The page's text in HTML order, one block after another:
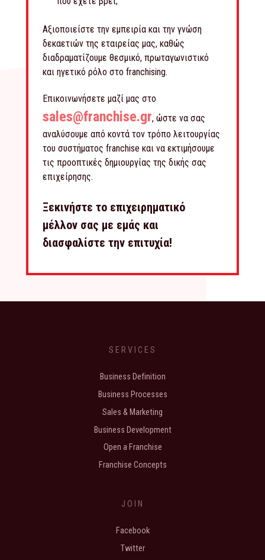
Αξιοποιείστε την εμπειρία και την γνώση
δεκαετιών της εταιρείας μας, καθώς
διαδραματίζουμε θεσμικό, πρωταγωνιστικό
και ηγετικό ρόλο στο franchising.
Επικοινωνήσετε μαζί μας στο
sales@franchise.gr, ώστε να σας
αναλύσουμε από κοντά τον τρόπο λειτουργίας
του συστήματος franchise και να εκτιμήσουμε
τις προοπτικές δημιουργίας της δικής σας
επιχείρησης.
Ξεκινήστε το επιχειρηματικό
μέλλον σας με εμάς και
διασφαλίστε την επιτυχία!
SERVICES
Business Definition
Business Processes
Sales & Marketing
Business Development
Open a Franchise
Franchise Concepts
JOIN
Facebook
Twitter